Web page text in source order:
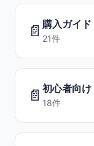
📄 購入ガイド
21件
📄 初心者向け
18件